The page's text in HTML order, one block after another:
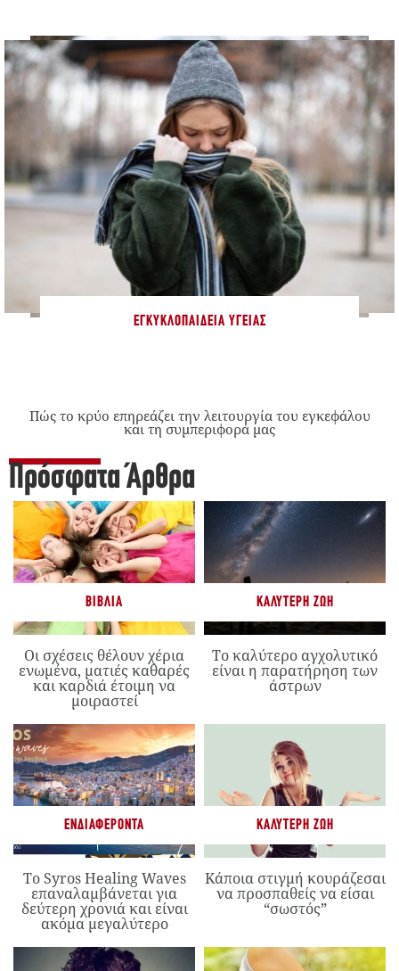
ΕΓΚΥΚΛΟΠΑΊΔΕΙΑ ΥΓΕΊΑΣ
Πώς το κρύο επηρεάζει την λειτουργία του εγκεφάλου
και τη συμπεριφορά μας
Πρόσφατα Άρθρα
ΒΙΒΛΊΑ
Οι σχέσεις θέλουν χέρια
ενωμένα, ματιές καθαρές
και καρδιά έτοιμη να
μοιραστεί
ΚΑΛΎΤΕΡΗ ΖΩΉ
Το καλύτερο αγχολυτικό
είναι η παρατήρηση των
άστρων
ΕΝΔΙΑΦΈΡΟΝΤΑ
Το Syros Healing Waves
επαναλαμβάνεται για
δεύτερη χρονιά και είναι
ακόμα μεγαλύτερο
ΚΑΛΎΤΕΡΗ ΖΩΉ
Κάποια στιγμή κουράζεσαι
να προσπαθείς να είσαι
“σωστός”